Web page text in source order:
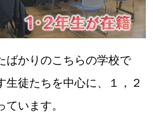
利用規約
ーポリシー
閉じる
ばかりのこちらの学校で
生徒たちを中心に、１，２
います。